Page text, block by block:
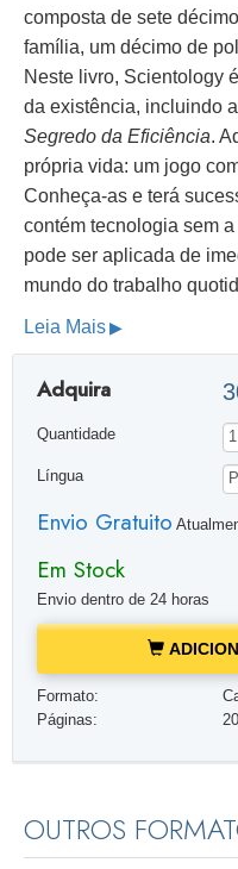
composta de sete
família, um décimo de
Neste livro, Scientology
da existência, incluindo
Segredo da Eficiência.
própria vida: um jogo
Conheça-as e terá
contém tecnologia sem
pode ser aplicada de
mundo do trabalho
Leia Mais
Adquira
Quantidade
Língua
Envio Gratuito
Em Stock
Envio dentro de 24 horas
Formato:
Páginas:
OUTROS